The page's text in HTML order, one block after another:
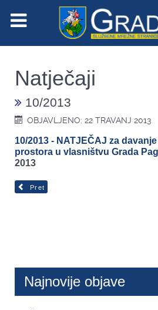
Natječaji
10/2013
OBJAVLJENO: 22 TRAVANJ 2013
10/2013 - NATJEČAJ za
prostora u vlasništvu Grada
2013
Pret
Najnovije objave